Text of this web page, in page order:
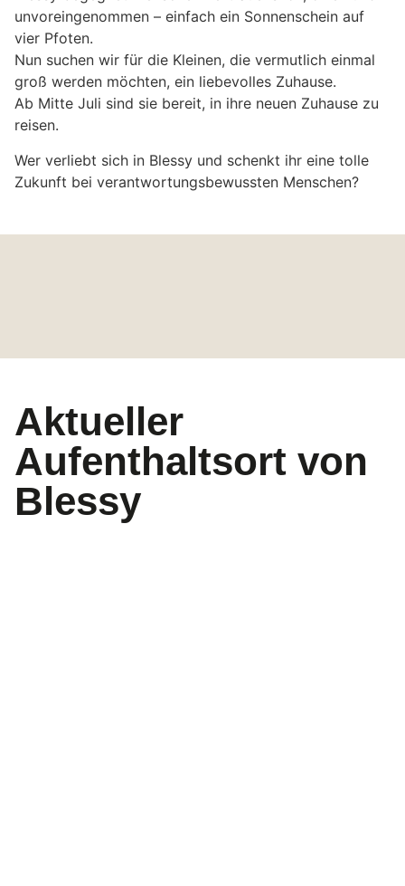
unvoreingenommen – einfach ein Sonnenschein auf
vier Pfoten.
Nun suchen wir für die Kleinen, die vermutlich einmal
groß werden möchten, ein liebevolles Zuhause.
Ab Mitte Juli sind sie bereit, in ihre neuen Zuhause zu
reisen.
Wer verliebt sich in Blessy und schenkt ihr eine tolle
Zukunft bei verantwortungsbewussten Menschen?
Aktueller
Aufenthaltsort von
Blessy